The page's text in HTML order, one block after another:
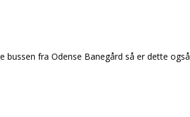
bussen fra Odense Banegård så er dette også